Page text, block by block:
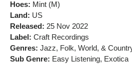
Hoes: Mint (M)
Land: US
Released: 25 Nov 2022
Label: Craft Recordings
Genres: Jazz, Folk, World, &
Sub Genre: Easy Listening, Exotica